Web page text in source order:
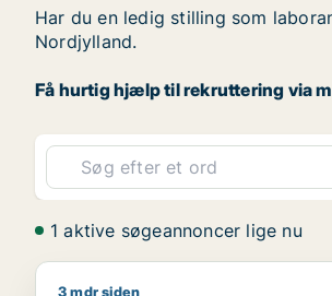
Har du en ledig stilling som
Nordjylland.
Få hurtig hjælp til rekruttering via
1 aktive søgeannoncer lige nu
3 mdr siden